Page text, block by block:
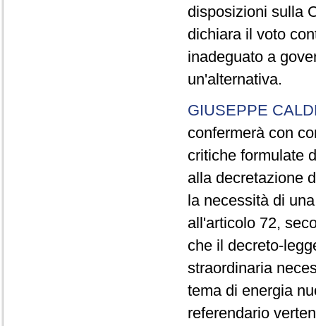
disposizioni sulla
dichiara il voto
inadeguato a
un'alternativa.
GIUSEPPE
confermerà con
critiche formulate
alla decretazione
la necessità di
all'articolo 72,
che il decreto-
straordinaria
tema di energia
referendario